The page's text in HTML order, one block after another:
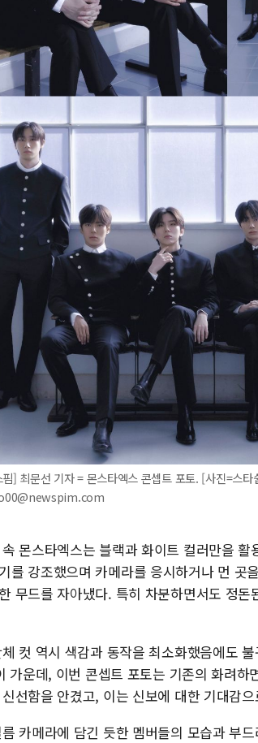
] 최문선 기자 = 몬스타엑스 콘셉트 포토. [사진=스
몬스타엑스는 블랙과 화이트 컬러만을
를 강조했으며 카메라를 응시하거나 먼 곳
무드를 자아냈다. 특히 차분하면서도 정
컷 역시 색감과 동작을 최소화했음에도
가운데, 이번 콘셉트 포토는 기존의 화려
선함을 안겼고, 이는 신보에 대한 기대감
카메라에 담긴 듯한 멤버들의 모습과 부